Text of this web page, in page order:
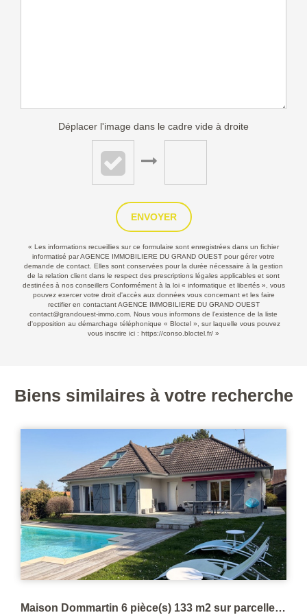
Déplacer l'image dans le cadre vide à droite
ENVOYER
« Les informations recueillies sur ce formulaire sont enregistrées dans un fichier
informatisé par AGENCE IMMOBILIERE DU GRAND OUEST pour gérer votre
demande de contact. Elles sont conservées pour la durée nécessaire à la gestion
de la relation client dans le respect des prescriptions légales applicables et sont
destinées à nos conseillers Conformément à la loi « informatique et libertés », vous
pouvez exercer votre droit d'accès aux données vous concernant et les faire
rectifier en contactant AGENCE IMMOBILIERE DU GRAND OUEST
contact@grandouest-immo.com. Nous vous informons de l’existence de la liste
d'opposition au démarchage téléphonique « Bloctel », sur laquelle vous pouvez
vous inscrire ici : https://conso.bloctel.fr/ »
Biens similaires à votre recherche
Maison Dommartin 6 pièce(s) 133 m2 sur parcelle de 740 M².